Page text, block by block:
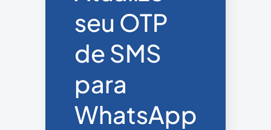
seu OTP
de SMS
para
WhatsApp